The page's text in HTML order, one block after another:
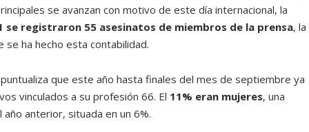
se avanzan con motivo de este día internacional, la
se registraron 55 asesinatos de miembros de la prensa, la
se ha hecho esta contabilidad.
que este año hasta finales del mes de septiembre ya
vinculados a su profesión 66. El 11% eran mujeres, una
anterior, situada en un 6%.